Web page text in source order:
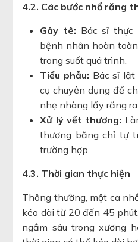
4.2. Các bước nhổ răng
Gây tê: Bác sĩ
bệnh nhân hoàn
trong suốt quá trình.
Tiểu phẫu: Bác sĩ lật
cụ chuyên dụng để
nhẹ nhàng lấy răng
Xử lý vết thương:
thương bằng chỉ tự
trường hợp.
4.3. Thời gian thực hiện
Thông thường, một ca
kéo dài từ 20 đến 45
ngầm sâu trong xương